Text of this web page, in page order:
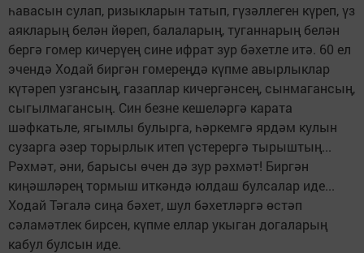
һавасын сулап, ризыкларын татып, гүзәллеген күреп, үз
аякларың белән йөреп, балаларың, туганнарың белән
бергә гомер кичерүең сине ифрат зур бәхетле итә. 60 ел
эчендә Ходай биргән гомереңдә күпме авырлыклар
күтәреп узгансың, газаплар кичергәнсең, сынмагансың,
сыгылмагансың. Син безне кешеләргә карата
шәфкатьле, ягымлы булырга, һәркемгә ярдәм кулын
сузарга әзер торырлык итеп үстерергә тырыштың...
Рәхмәт, әни, барысы өчен дә зур рәхмәт! Биргән
киңәшләрең тормыш иткәндә юлдаш булсалар иде...
Ходай Тәгалә сиңа бәхет, шул бәхетләргә өстәп
сәламәтлек бирсен, күпме еллар укыган догаларың
кабул булсын иде.